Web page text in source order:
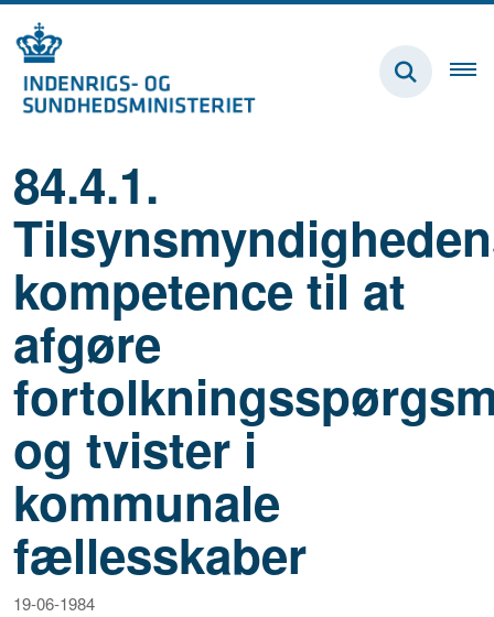
84.4.1.
kompetence til at
afgøre
og tvister i
kommunale
fællesskaber
19-06-1984